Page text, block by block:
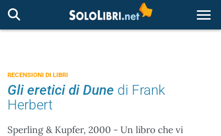
RECENSIONI DI LIBRI
Gli eretici di Dune di Frank
Herbert
Sperling & Kupfer, 2000 - Un libro che vi